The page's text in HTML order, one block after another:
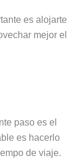
es alojarte
mejor el
paso es el
es hacerlo
de viaje.